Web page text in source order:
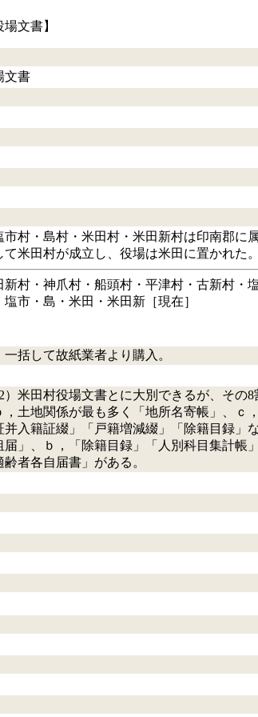
文書】
文書
村・島村・米田村・米田新村は印南郡に
米田村が成立し、役場は米田に置かれた。
新村・神爪村・船頭村・平津村・古新村
市・島・米田・米田新［現在］
括して故紙業者より購入。
）米田村役場文書とに大別できるが、そ
土地関係が最も多く「地所名寄帳」、
入籍証綴」「戸籍増減綴」「除籍目録
」、ｂ，「除籍目録」「人別科目集計
者各自届書」がある。